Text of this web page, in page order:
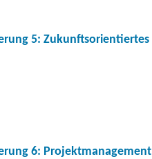
5:
6: Projektmanagement